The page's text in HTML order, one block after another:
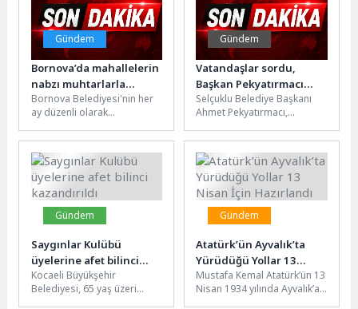
Gündem
Bornova’da mahallelerin
nabzı muhtarlarla
tutuluyor
Bornova Belediyesi'nin her
ay düzenli olarak
Muhtarlar Toplantıları
kapsamında bu kez Çamdibi
bölgesindeki...
Gündem
Vatandaşlar sordu,
Başkan Pekyatırmacı
cevapladı
Selçuklu Belediye Başkanı
Ahmet Pekyatırmacı,
Cevaplıyor” programı
çerçevesinde Kosova
Mahallesi’nde vatandaşlarla
bir...
Gündem
Saygınlar Kulübü
üyelerine afet bilinci
kazandırıldı
Kocaeli Büyükşehir
Belediyesi, 65 yaş üzeri
Gündem
Atatürk’ün Ayvalık’ta
Yürüdüğü Yollar 13
Nisan İçin Hazırlandı
Mustafa Kemal Atatürk’ün 13
Nisan 1934 yılında Ayvalık’a